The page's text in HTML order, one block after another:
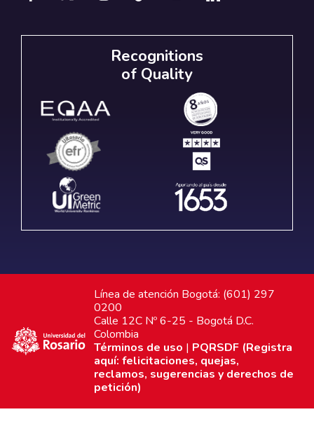
Recognitions
of Quality
Línea de atención Bogotá: (601) 297
0200
Calle 12C Nº 6-25 - Bogotá D.C.
Colombia
Términos de uso | PQRSDF (Registra
aquí: felicitaciones, quejas,
reclamos, sugerencias y derechos de
petición)